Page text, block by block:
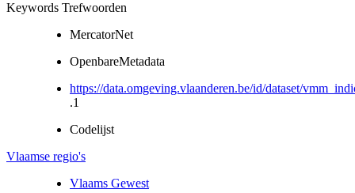
Keywords Trefwoorden
MercatorNet
OpenbareMetadata
https://data.omgeving.vlaanderen.be/id/dataset/
.1
Codelijst
Vlaamse regio's
Vlaams Gewest